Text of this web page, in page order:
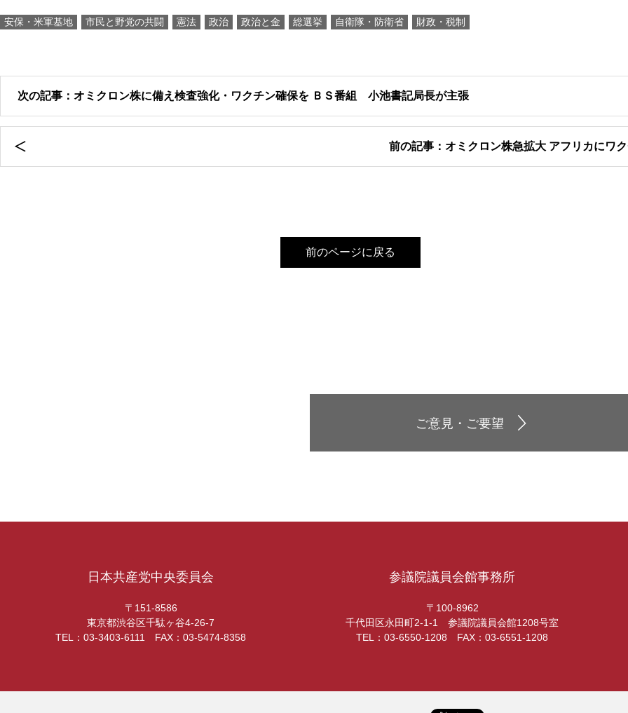
安保・米軍基地 市民と野党の共闘 憲法 政治 政治と金 総選挙 自衛隊・防衛省 財政・税制
次の記事：オミクロン株に備え検査強化・ワクチン確保を ＢＳ番組 小池書記局長が主張
前の記事：オミクロン株急拡大 アフリカにワ
前のページに戻る
ご意見・ご要望
日本共産党中央委員会
〒151-8586
東京都渋谷区千駄ヶ谷4-26-7
TEL：03-3403-6111 FAX：03-5474-8358
参議院議員会館事務所
〒100-8962
千代田区永田町2-1-1 参議院議員会館1208号室
TEL：03-6550-1208 FAX：03-6551-1208